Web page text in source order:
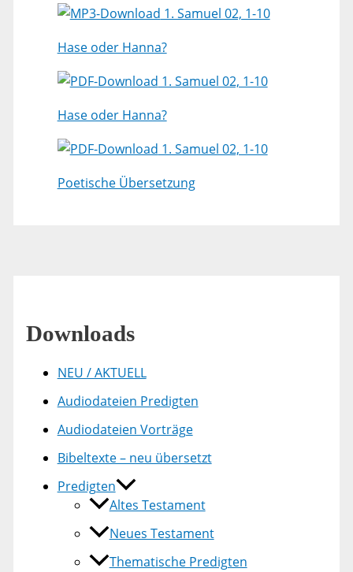
1. Samuel 02, 1-10
Hase oder Hanna?
1. Samuel 02, 1-10
Hase oder Hanna?
1. Samuel 02, 1-10
Poetische Übersetzung
Downloads
NEU / AKTUELL
Audiodateien Predigten
Audiodateien Vorträge
Bibeltexte – neu übersetzt
Predigten
Altes Testament
Neues Testament
Thematische Predigten